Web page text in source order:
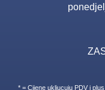
* = Cijene ukljucuju PDV i